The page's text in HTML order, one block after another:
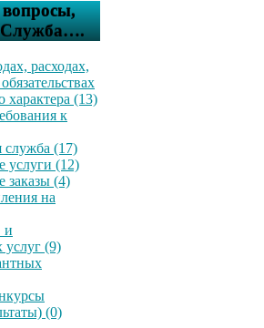
Служба….
расходах,
характера (13)
к
(17)
услуги (12)
(4)
на
и
(9)
(0)